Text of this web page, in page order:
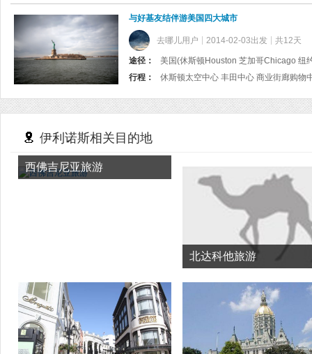
与好基友结伴游美国四大城市
去哪儿用户 2014-02-03出发 共12天
途径：
美国(休斯顿Houston 芝加哥Chicago 纽
行程：
伊利诺斯相关目的地
西佛吉尼亚旅游
北达科他旅游